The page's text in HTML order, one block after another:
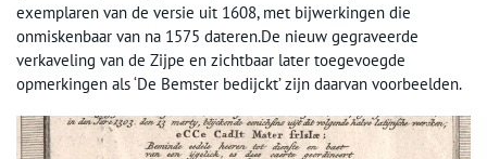
exemplaren van de versie uit 1608, met bijwerkingen die
onmiskenbaar van na 1575 dateren.De nieuw gegraveerde
verkaveling van de Zijpe en zichtbaar later toegevoegde
opmerkingen als ‘De Bemster bedijckt’ zijn daarvan voorbeelden.